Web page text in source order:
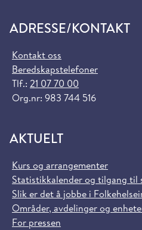
ADRESSE/KONTAKT
Kontakt oss
Beredskapstelefoner
Tlf.: 21 07 70 00
Org.nr: 983 744 516
AKTUELT
Kurs og arrangementer
Statistikkalender og tilgang til
Slik er det å jobbe i
Områder, avdelinger og
For pressen